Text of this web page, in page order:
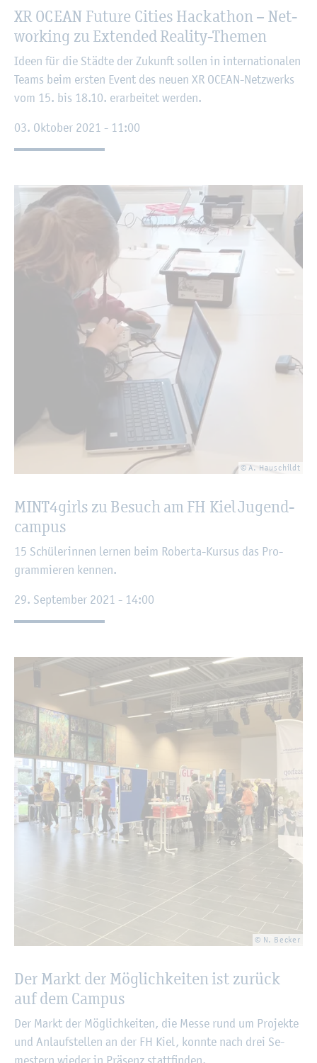
XR OCEAN Fu­ture Ci­ties Ha­cka­thon – Net­
wor­king zu Ex­ten­ded Rea­li­ty-The­men
Ideen für die Städ­te der Zu­kunft sol­len in in­ter­na­tio­na­len
Teams beim ers­ten Event des neuen XR OCEAN-Netz­werks
vom 15. bis 18.10. er­ar­bei­tet wer­den.
03. Ok­to­ber 2021 - 11:00
© A. Hau­schildt
MIN­T4­girls zu Be­such am FH Kiel Ju­gend­
cam­pus
15 Schü­le­rin­nen ler­nen beim Ro­ber­ta-Kur­sus das Pro­
gram­mie­ren ken­nen.
29. Sep­tem­ber 2021 - 14:00
© N. Be­cker
Der Markt der Mög­lich­kei­ten ist zu­rück
auf dem Cam­pus
Der Markt der Mög­lich­kei­ten, die Messe rund um Pro­jek­te
und An­lauf­stel­len an der FH Kiel, konn­te nach drei Se­
mes­tern wie­der in Prä­senz statt­fin­den.